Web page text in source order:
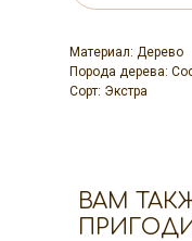
Материал: Дерево
Порода дерева:
Сорт: Экстра
ВАМ